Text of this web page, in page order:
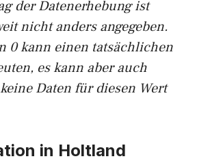
der Datenerhebung ist
nicht anders angegeben.
0 kann einen tatsächlichen
es kann aber auch
Daten für diesen Wert
in Holtland